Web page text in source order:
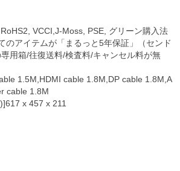
VCCI,J-Moss, PSE, グリーン購入法
のアイテムが「まるっと5年保証」（センド
用箱/往復送料/検査料/キャンセル料が無
1.5M,HDMI cable 1.8M,DP cable 1.8M,A
cable 1.8M
x 457 x 211